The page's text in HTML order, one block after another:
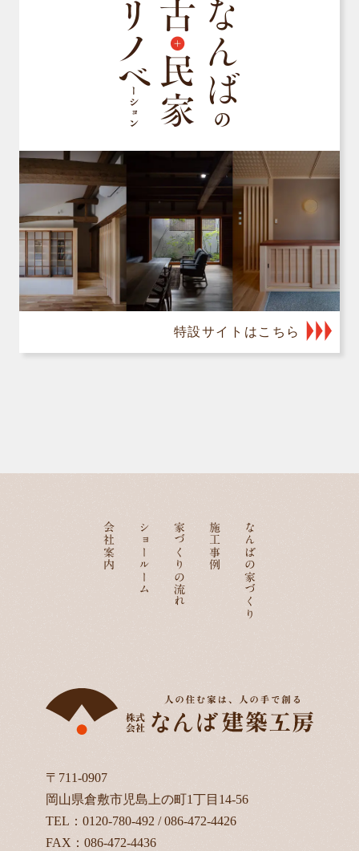
特設サイトはこちら
なんばの家づくり
施工事例
家づくりの流れ
ショールーム
会社案内
〒711-0907
岡山県倉敷市児島上の町1丁目14-56
TEL： 0120-780-492 /086-472-4426
FAX：086-472-4436